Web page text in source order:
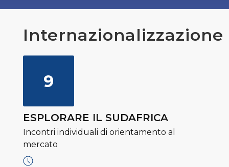
Internazionalizzazione
9
ESPLORARE IL SUDAFRICA
Incontri individuali di orientamento al
mercato